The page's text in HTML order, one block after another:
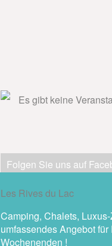
Es gibt keine
Folgen Sie uns auf
Les Rives du Lac
Camping, Chalets,
umfassendes Angebot
Wochenenden !